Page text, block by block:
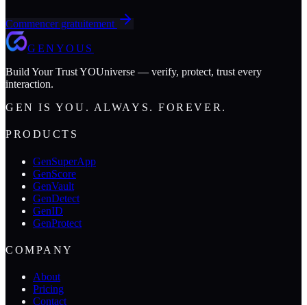
Commencer gratuitement
GENYOUS
Build Your Trust YOUniverse — verify, protect, trust every
interaction.
GEN IS YOU. ALWAYS. FOREVER.
PRODUCTS
GenSuperApp
GenScore
GenVault
GenDetect
GenID
GenProtect
COMPANY
About
Pricing
Contact